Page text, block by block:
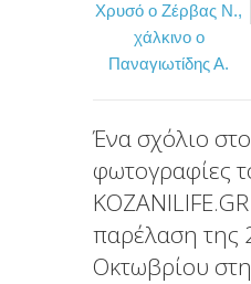
o
k
r
τ
ε
Χρυσό ο Ζέρβας Ν.,
χάλκινο ο
Παναγιωτίδης Α.
Ένα σχόλιο
φωτογραφίες
παρέλαση της
Οκτωβρίου